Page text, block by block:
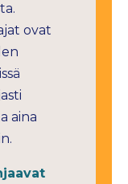
ovat
aina